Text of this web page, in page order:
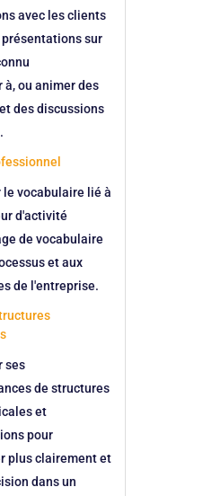
avec les clients
présentations sur
à, ou animer des
des discussions
vocabulaire lié à
d'activité
de vocabulaire
et aux
de l'entreprise.
ses
de structures
et
pour
plus clairement et
dans un